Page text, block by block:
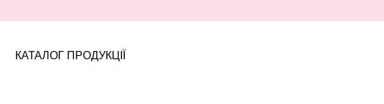
КАТАЛОГ ПРОДУКЦІЇ